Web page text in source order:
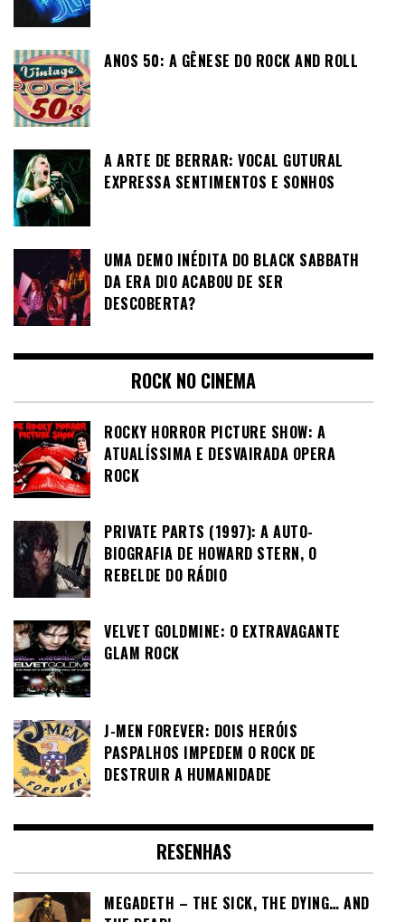
ANOS 50: A GÊNESE DO ROCK AND ROLL
A ARTE DE BERRAR: VOCAL GUTURAL
EXPRESSA SENTIMENTOS E SONHOS
UMA DEMO INÉDITA DO BLACK SABBATH
DA ERA DIO ACABOU DE SER
DESCOBERTA?
ROCK NO CINEMA
ROCKY HORROR PICTURE SHOW: A
ATUALÍSSIMA E DESVAIRADA OPERA
ROCK
PRIVATE PARTS (1997): A AUTO-
BIOGRAFIA DE HOWARD STERN, O
REBELDE DO RÁDIO
VELVET GOLDMINE: O EXTRAVAGANTE
GLAM ROCK
J-MEN FOREVER: DOIS HERÓIS
PASPALHOS IMPEDEM O ROCK DE
DESTRUIR A HUMANIDADE
RESENHAS
MEGADETH – THE SICK, THE DYING… AND